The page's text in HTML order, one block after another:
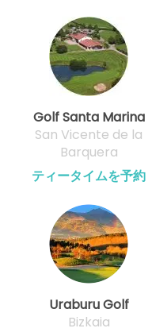
Golf Santa Marina
San Vicente de la
Barquera
ティータイムを予約
Uraburu Golf
Bizkaia